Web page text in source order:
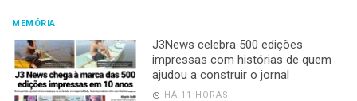
MEMÓRIA
J3News celebra 500 edições
impressas com histórias de quem
ajudou a construir o jornal
HÁ 11 HORAS